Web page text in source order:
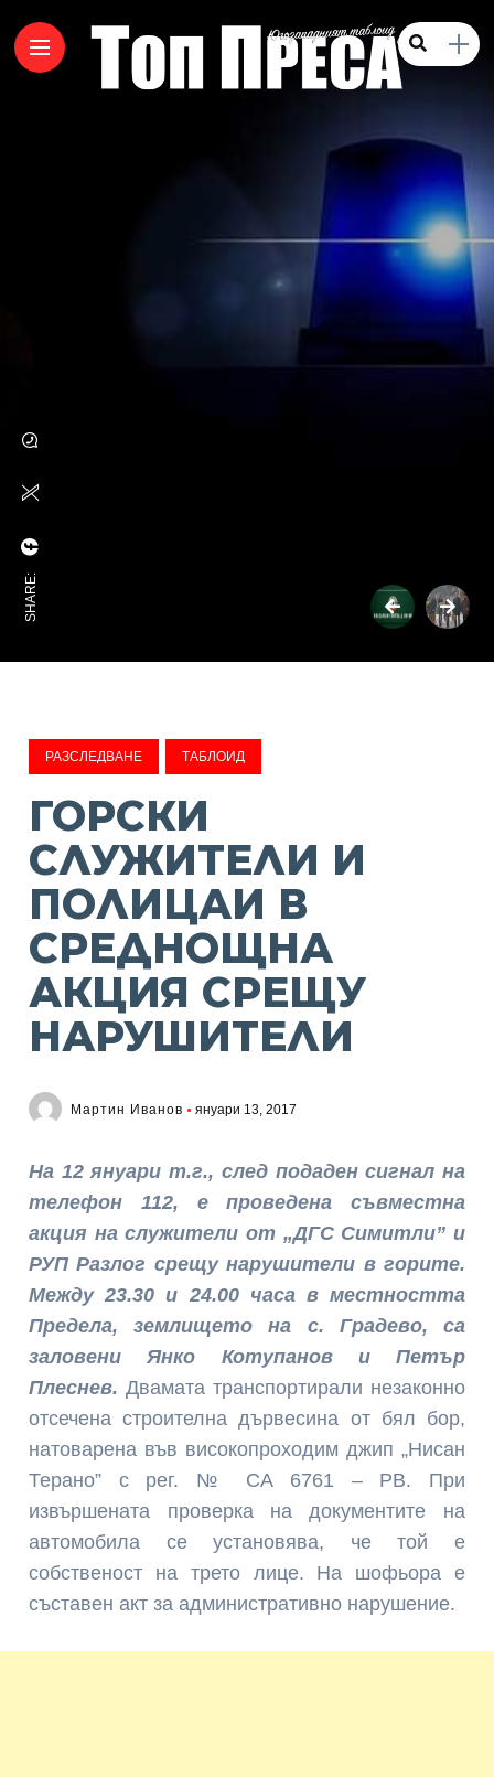
SHARE:
РАЗСЛЕДВАНЕ ТАБЛОИД
ГОРСКИ
СЛУЖИТЕЛИ И
ПОЛИЦАИ В
СРЕДНОЩНА
АКЦИЯ СРЕЩУ
НАРУШИТЕЛИ
Мартин Иванов януари 13, 2017
На 12 януари т.г., след подаден сигнал на
телефон 112, е проведена съвместна
акция на служители от „ДГС Симитли” и
РУП Разлог срещу нарушители в горите.
Между 23.30 и 24.00 часа в местността
Предела, землището на с. Градево, са
заловени Янко Котупанов и Петър
Плеснев. Двамата транспортирали незаконно
отсечена строителна дървесина от бял бор,
натоварена във високопроходим джип „Нисан
Терано” с рег. № СА 6761 – РВ. При
извършената проверка на документите на
автомобила се установява, че той е
собственост на трето лице. На шофьора е
съставен акт за административно нарушение.